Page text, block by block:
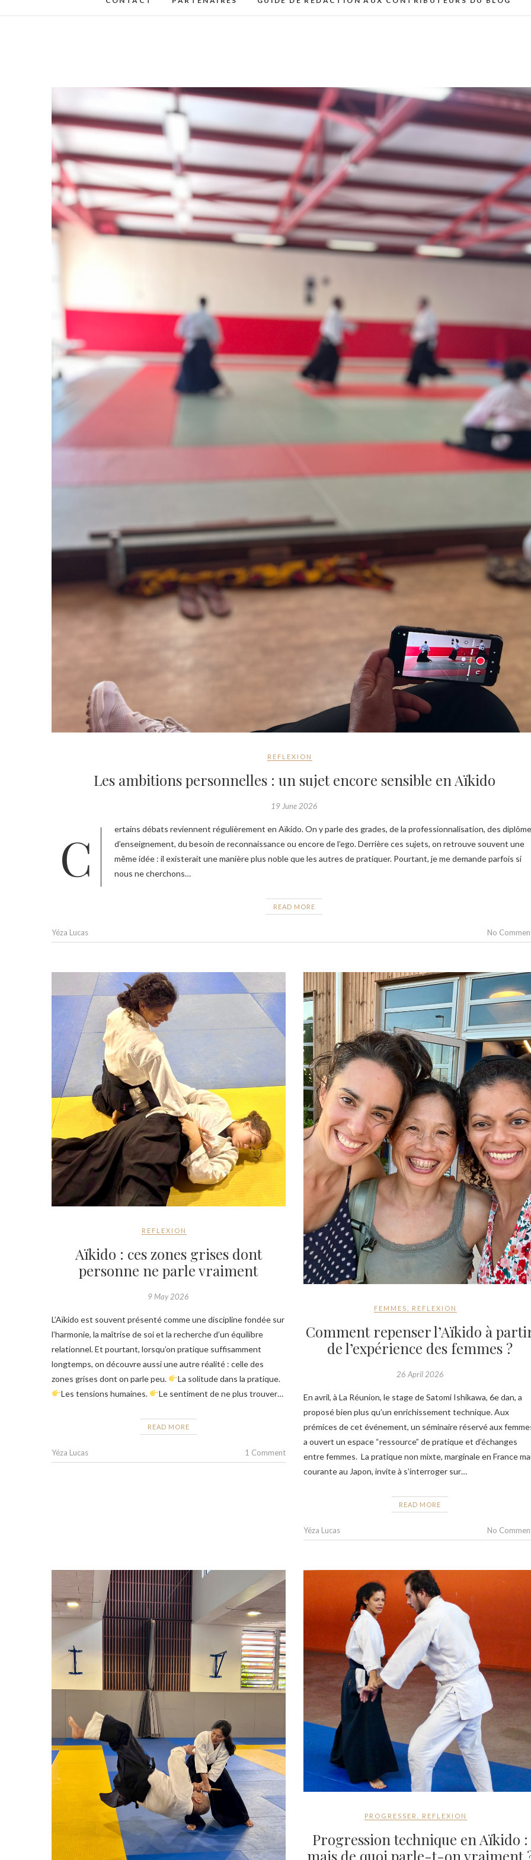
REFLEXION
Les ambitions personnelles : un sujet encore sensible en Aïkido
19 June 2026
Certains débats reviennent régulièrement en Aïkido. On y parle des grades, de la professionnalisation, des diplômes
d’enseignement, du besoin de reconnaissance ou encore de l’ego. Derrière ces sujets, on retrouve souvent une
même idée : il existerait une manière plus noble que les autres de pratiquer. Pourtant, je me demande parfois si
nous ne cherchons…
READ MORE
Yéza Lucas No
REFLEXION
Aïkido : ces zones grises dont
personne ne parle vraiment
9 May 2026
L’Aïkido est souvent présenté comme une discipline fondée sur
l’harmonie, la maîtrise de soi et la recherche d’un équilibre
relationnel. Et pourtant, lorsqu’on pratique suffisamment
longtemps, on découvre aussi une autre réalité : celle des
zones grises dont on parle peu.
La solitude dans la pratique.
Les tensions humaines.
Le sentiment de ne plus trouver…
READ MORE
Yéza Lucas 1 Comment
FEMMES REFLEXION
Comment repenser l’Aïkido à
de l’expérience des femmes ?
26 April 2026
En avril, à La Réunion, le stage de Satomi Ishikawa, 6e dan, a
proposé bien plus qu’un enrichissement technique. Aux
prémices de cet événement, un séminaire réservé aux
a ouvert un espace “ressource” de pratique et d’échanges
entre femmes. La pratique non mixte, marginale en France
courante au Japon, invite à s’interroger sur…
READ MORE
Yéza Lucas No
PROGRESSER REFLEXION
Progression technique en Aïkido :
mais de quoi parle-t-on vraiment